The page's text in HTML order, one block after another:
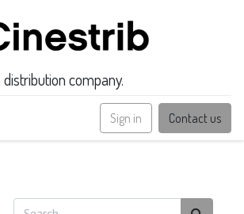
company.
Sign in Contact us